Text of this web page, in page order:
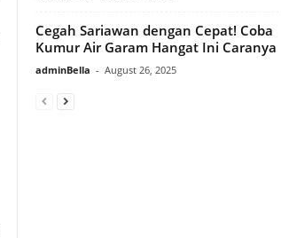
Cegah Sariawan dengan Cepat! Coba
Kumur Air Garam Hangat Ini Caranya
adminBella - August 26, 2025